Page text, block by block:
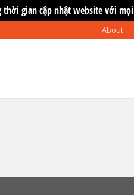
thời gian cập nhật website với
About